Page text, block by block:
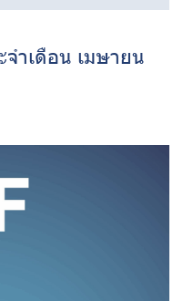
จำเดือน เมษายน